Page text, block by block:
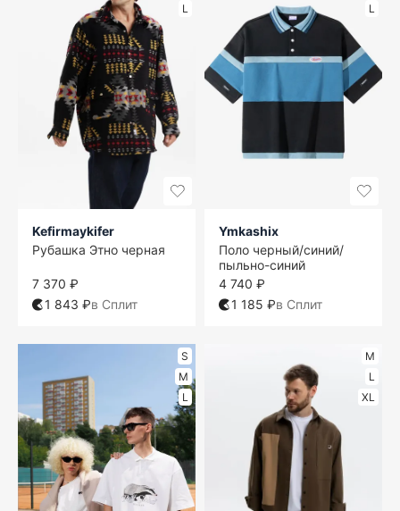
L
Kefirmaykifer
Рубашка Этно черная
7 370 ₽
1 843 ₽в Сплит
L
Ymkashix
Поло черный/синий/
пыльно-синий
4 740 ₽
1 185 ₽в Сплит
S
M
L
M
L
XL